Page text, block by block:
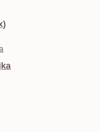
€.